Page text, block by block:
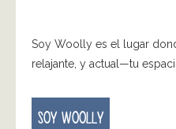
Soy Woolly es el lugar
relajante, y actual—tu
SOY WOOLLY